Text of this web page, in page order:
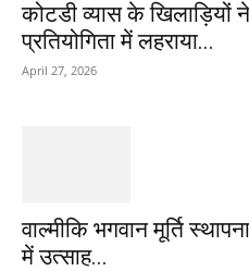
कोटडी व्यास के खिलाड़ियों ने
प्रतियोगिता में लहराया...
April 27, 2026
वाल्मीकि भगवान मूर्ति
में उत्साह...